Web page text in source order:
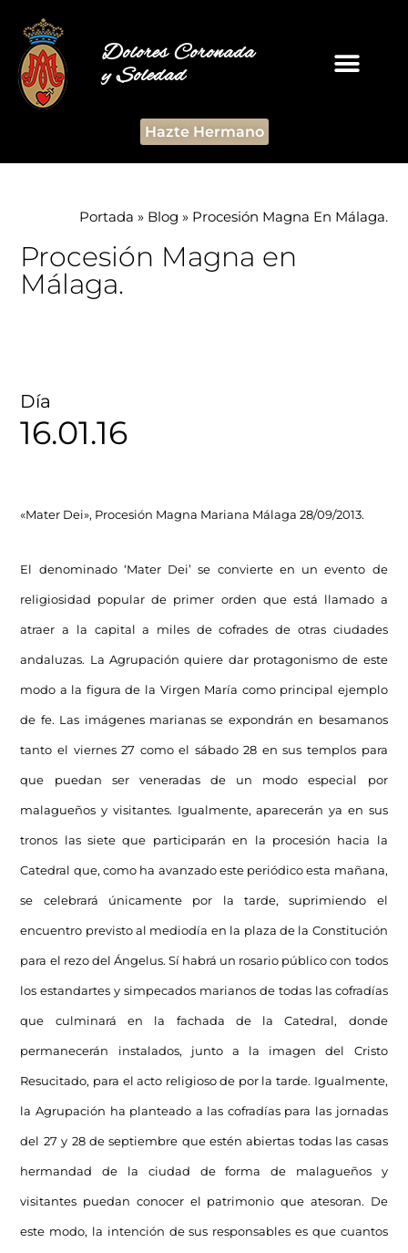
Dolores Coronada
y Soledad
Hazte Hermano
Portada » Blog » Procesión Magna En Málaga.
Procesión Magna en
Málaga.
Día
16.01.16
«Mater Dei», Procesión Magna Mariana Málaga 28/09/2013.
El denominado ‘Mater Dei’ se convierte en un evento de
religiosidad popular de primer orden que está llamado a
atraer a la capital a miles de cofrades de otras ciudades
andaluzas. La Agrupación quiere dar protagonismo de este
modo a la figura de la Virgen María como principal ejemplo
de fe. Las imágenes marianas se expondrán en besamanos
tanto el viernes 27 como el sábado 28 en sus templos para
que puedan ser veneradas de un modo especial por
malagueños y visitantes. Igualmente, aparecerán ya en sus
tronos las siete que participarán en la procesión hacia la
Catedral que, como ha avanzado este periódico esta mañana,
se celebrará únicamente por la tarde, suprimiendo el
encuentro previsto al mediodía en la plaza de la Constitución
para el rezo del Ángelus. Sí habrá un rosario público con todos
los estandartes y simpecados marianos de todas las cofradías
que culminará en la fachada de la Catedral, donde
permanecerán instalados, junto a la imagen del Cristo
Resucitado, para el acto religioso de por la tarde. Igualmente,
la Agrupación ha planteado a las cofradías para las jornadas
del 27 y 28 de septiembre que estén abiertas todas las casas
hermandad de la ciudad de forma de malagueños y
visitantes puedan conocer el patrimonio que atesoran. De
este modo, la intención de sus responsables es que cuantos